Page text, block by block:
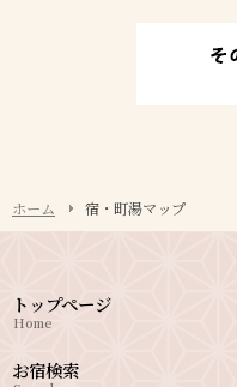
ホーム 宿・町湯マップ
トップページ
Home
お宿検索